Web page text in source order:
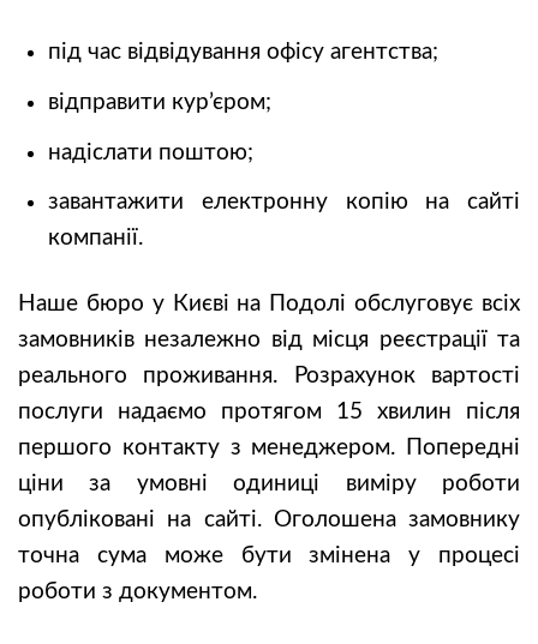
під час відвідування офісу агентства;
відправити кур’єром;
надіслати поштою;
завантажити електронну копію на сайті
компанії.
Наше бюро у Києві на Подолі обслуговує всіх
замовників незалежно від місця реєстрації та
реального проживання. Розрахунок вартості
послуги надаємо протягом 15 хвилин після
першого контакту з менеджером. Попередні
ціни за умовні одиниці виміру роботи
опубліковані на сайті. Оголошена замовнику
точна сума може бути змінена у процесі
роботи з документом.